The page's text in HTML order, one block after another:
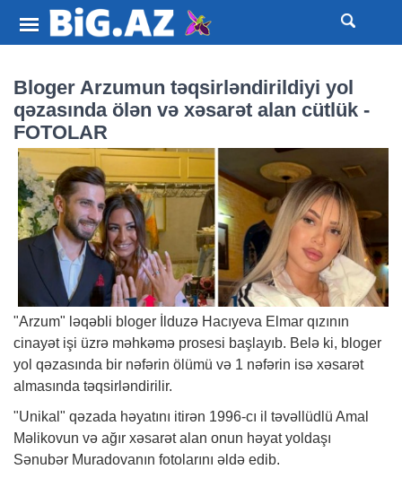
Bloger Arzumun təqsirləndirildiyi yol
qəzasında ölən və xəsarət alan cütlük -
FOTOLAR
"Arzum" ləqəbli bloger İlduzə Hacıyeva Elmar qızının
cinayət işi üzrə məhkəmə prosesi başlayıb. Belə ki, bloger
yol qəzasında bir nəfərin ölümü və 1 nəfərin isə xəsarət
almasında təqsirləndirilir.
"Unikal" qəzada həyatını itirən 1996-cı il təvəllüdlü Amal
Məlikovun və ağır xəsarət alan onun həyat yoldaşı
Sənubər Muradovanın fotolarını əldə edib.